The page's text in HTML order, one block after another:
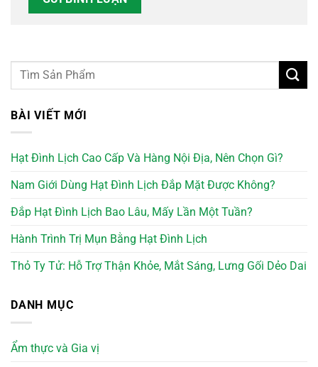
BÀI VIẾT MỚI
Hạt Đình Lịch Cao Cấp Và Hàng Nội Địa, Nên Chọn Gì?
Nam Giới Dùng Hạt Đình Lịch Đắp Mặt Được Không?
Đắp Hạt Đình Lịch Bao Lâu, Mấy Lần Một Tuần?
Hành Trình Trị Mụn Bằng Hạt Đình Lịch
Thỏ Ty Tử: Hỗ Trợ Thận Khỏe, Mắt Sáng, Lưng Gối Dẻo Dai
DANH MỤC
Ẩm thực và Gia vị